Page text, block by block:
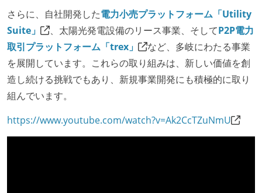
イが支給される
選考プロセス
リファレンスチェックがある
職業安定法に対応する記載事項
給与形態：賞与なし
さらに、自社開発した電力小売プラットフォーム「Utility
Suite」
、太陽光発電設備のリース事業、そしてP2P電力
取引プラットフォーム「trex」
など、多岐にわたる事業
を展開しています。これらの取り組みは、新しい価値を創
造し続ける挑戦でもあり、新規事業開発にも積極的に取り
組んでいます。
https://www.youtube.com/watch?v=Ak2CcTZuNmU